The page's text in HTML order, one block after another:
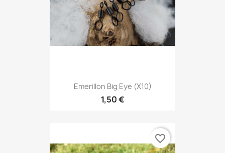
Emerillon Big Eye (x10)
1,50 €
favorite_border